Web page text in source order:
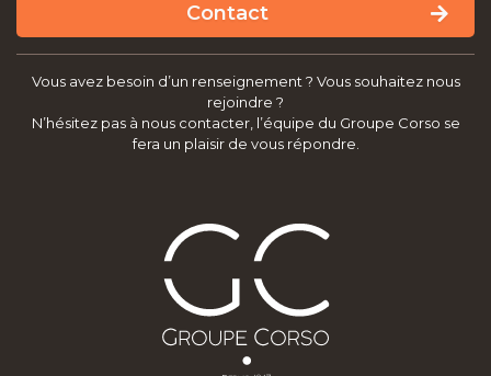
Contact
Vous avez besoin d’un renseignement ? Vous souhaitez nous
rejoindre ?
N’hésitez pas à nous contacter, l’équipe du Groupe Corso se
fera un plaisir de vous répondre.